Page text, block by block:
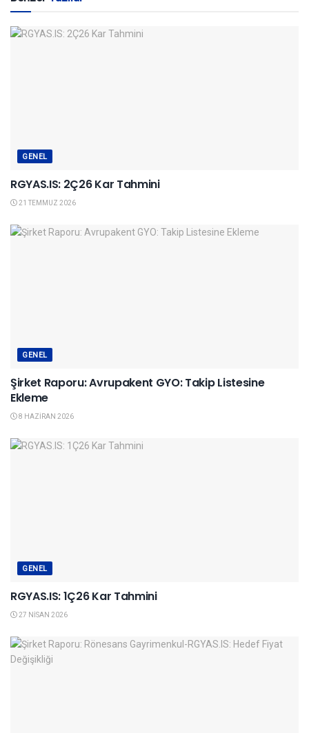
GENEL
RGYAS.IS: 2Ç26 Kar Tahmini
21 TEMMUZ 2026
GENEL
Şirket Raporu: Avrupakent GYO: Takip Listesine
Ekleme
8 HAZIRAN 2026
GENEL
RGYAS.IS: 1Ç26 Kar Tahmini
27 NISAN 2026